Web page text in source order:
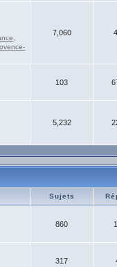
7,060
103
5,232
Sujets
860
317